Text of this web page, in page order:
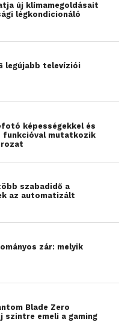
új klímamegoldásait
légkondicionáló
legújabb televíziói
képességekkel és
funkcióval mutatkozik
szabadidő a
az automatizált
zár: melyik
Blade Zero
szintre emeli a gaming